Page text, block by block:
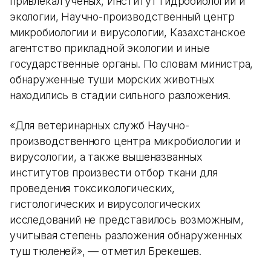
экологии, Научно-производственный центр
микробиологии и вирусологии, Казахстанское
агентство прикладной экологии и иные
государственные органы. По словам министра,
обнаруженные туши морских животных
находились в стадии сильного разложения.
«Для ветеринарных служб Научно-
производственного центра микробиологии и
вирусологии, а также вышеназванных
институтов произвести отбор ткани для
проведения токсикологических,
гистологических и вирусологических
исследований не представилось возможным,
учитывая степень разложения обнаруженных
туш тюленей», — отметил Брекешев.